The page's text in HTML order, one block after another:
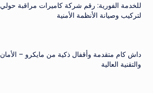
للخدمة الفورية: رقم شركة كاميرات مراقبة حولي
لتركيب وصيانة الأنظمة الأمنية
داش كام متقدمة وأقفال ذكية من مايكرو – الأمان
والتقنية العالية